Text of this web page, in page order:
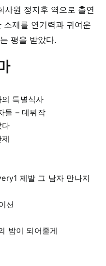
사원 정지후 역으로 출연
재를 연기력과 귀여운
평을 받았다.
특별식사
들 – 데뷔작
다
제발 그 남자 만나지
션
밤이 되어줄게